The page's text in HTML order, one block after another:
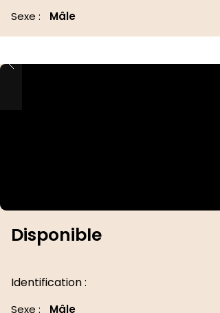
Sexe : Mâle
Disponible
Identification :
Sexe : Mâle